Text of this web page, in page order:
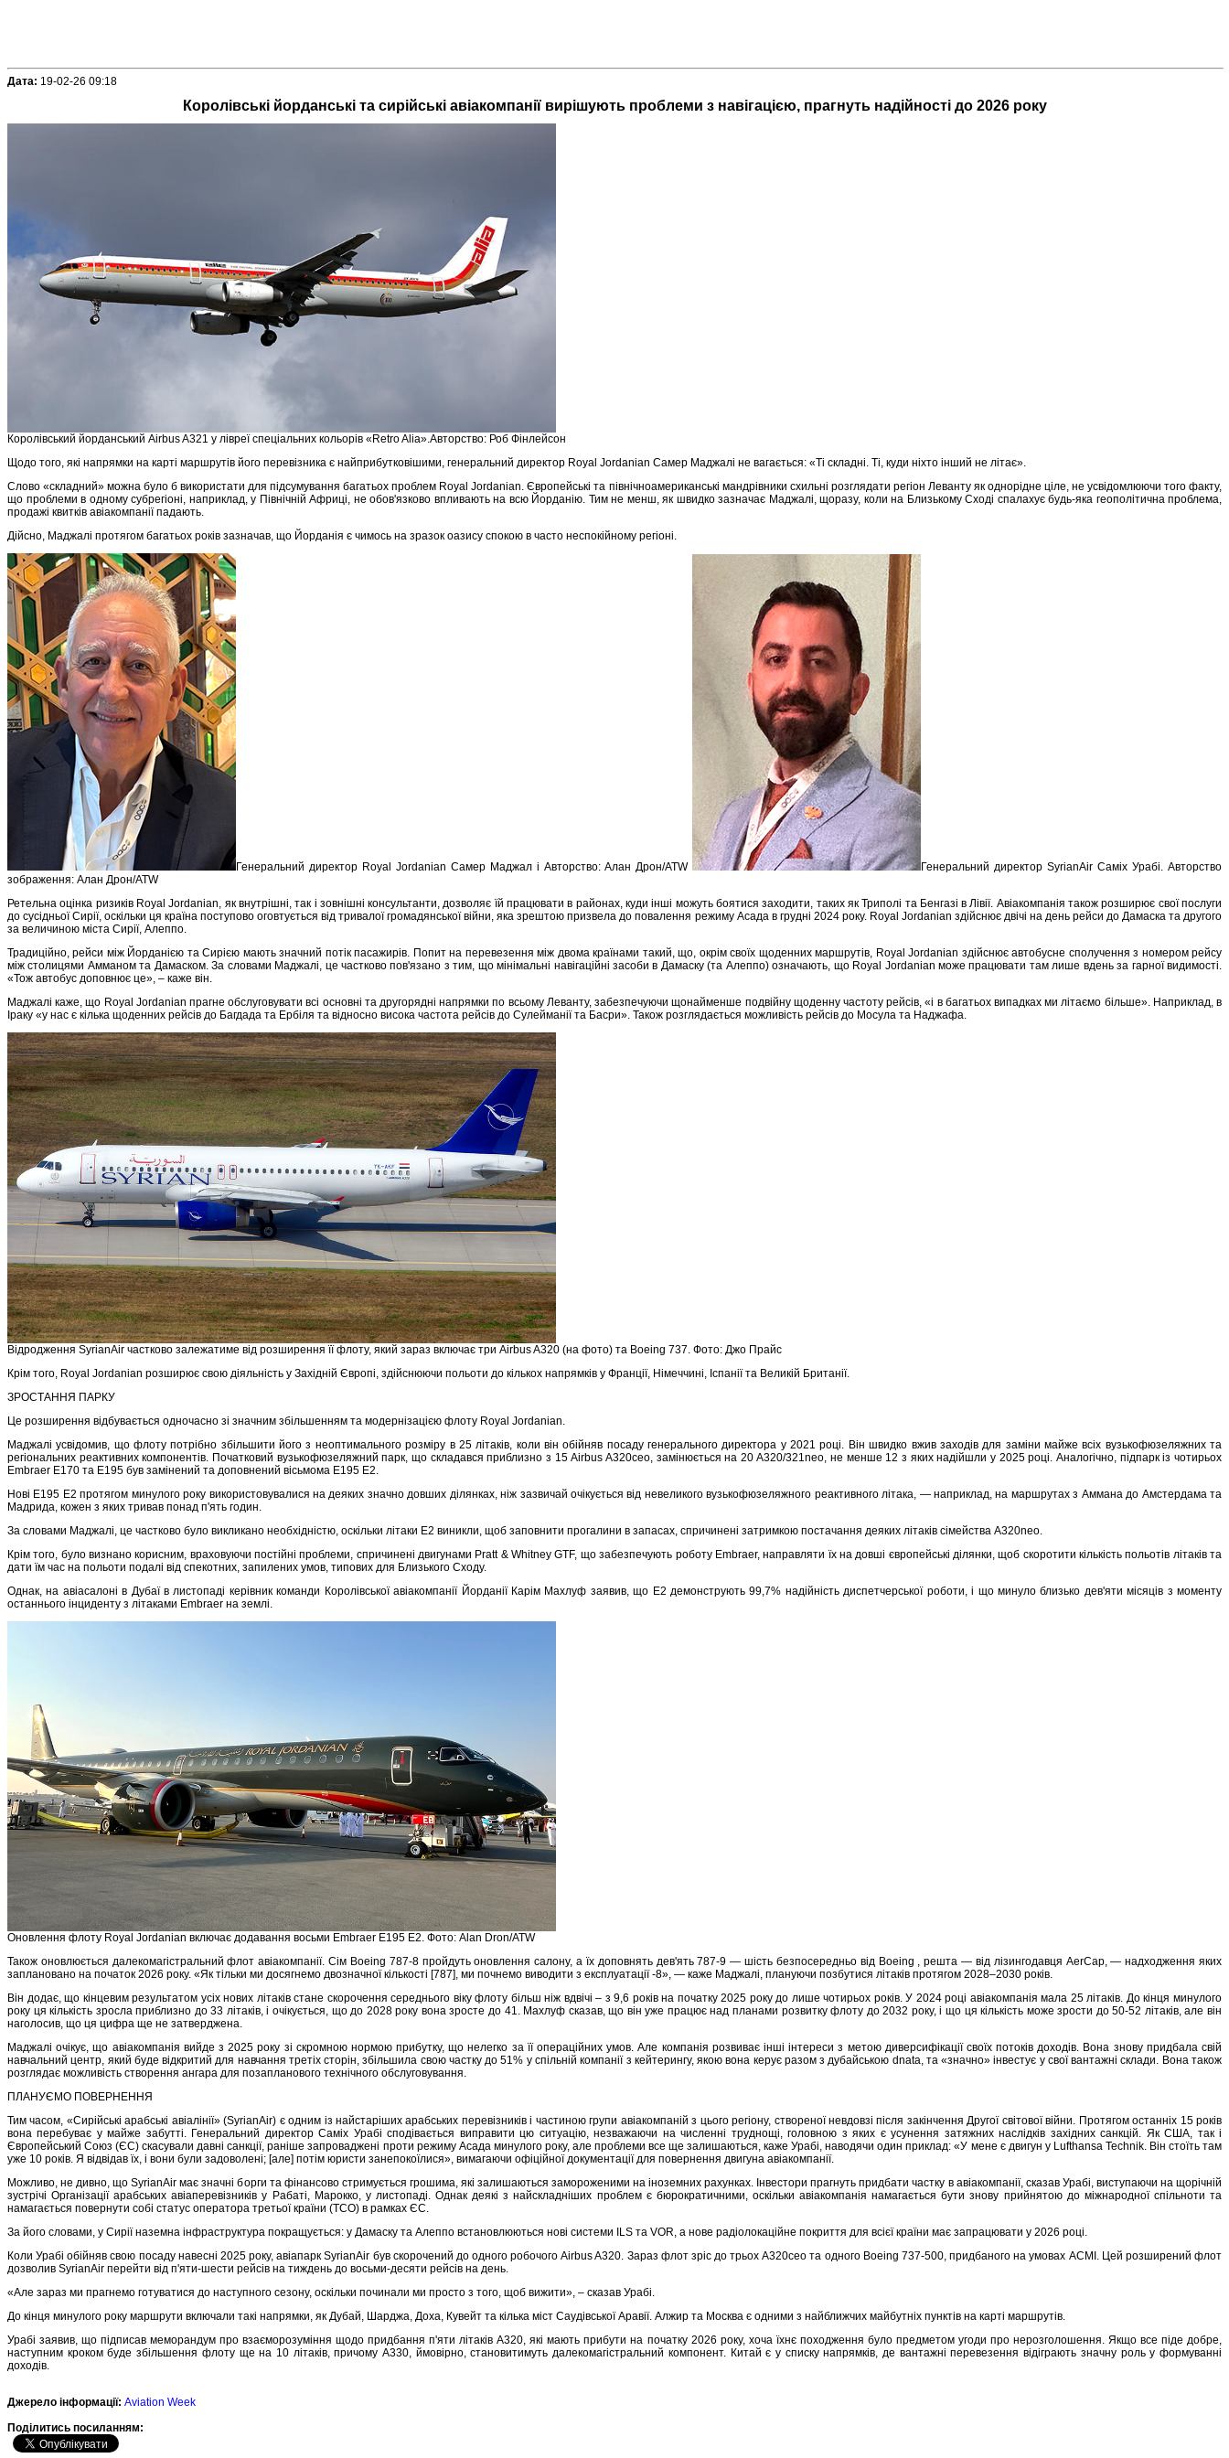
Дата: 19-02-26 09:18
Королівські йорданські та сирійські авіакомпанії вирішують проблеми з навігацією, прагнуть надійності до 2026 року
Королівський йорданський Airbus A321 у лівреї спеціальних кольорів «Retro Alia».Авторство: Роб Фінлейсон
Щодо того, які напрямки на карті маршрутів його перевізника є найприбутковішими, генеральний директор Royal Jordanian Самер Маджалі не вагається: «Ті складні. Ті, куди ніхто інший не літає».
Слово «складний» можна було б використати для підсумування багатьох проблем Royal Jordanian. Європейські та північноамериканські мандрівники схильні розглядати регіон Леванту як однорідне ціле, не усвідомлюючи того факту,
що проблеми в одному субрегіоні, наприклад, у Північній Африці, не обов'язково впливають на всю Йорданію. Тим не менш, як швидко зазначає Маджалі, щоразу, коли на Близькому Сході спалахує будь-яка геополітична проблема,
продажі квитків авіакомпанії падають.
Дійсно, Маджалі протягом багатьох років зазначав, що Йорданія є чимось на зразок оазису спокою в часто неспокійному регіоні.
Генеральний директор Royal Jordanian Самер Маджал i Авторство: Алан Дрон/ATW
Генеральний директор SyrianAir Саміх Урабі. Авторство
зображення: Алан Дрон/ATW
Ретельна оцінка ризиків Royal Jordanian, як внутрішні, так і зовнішні консультанти, дозволяє їй працювати в районах, куди інші можуть боятися заходити, таких як Триполі та Бенгазі в Лівії. Авіакомпанія також розширює свої послуги
до сусідньої Сирії, оскільки ця країна поступово оговтується від тривалої громадянської війни, яка зрештою призвела до повалення режиму Асада в грудні 2024 року. Royal Jordanian здійснює двічі на день рейси до Дамаска та другого
за величиною міста Сирії, Алеппо.
Традиційно, рейси між Йорданією та Сирією мають значний потік пасажирів. Попит на перевезення між двома країнами такий, що, окрім своїх щоденних маршрутів, Royal Jordanian здійснює автобусне сполучення з номером рейсу
між столицями Амманом та Дамаском. За словами Маджалі, це частково пов'язано з тим, що мінімальні навігаційні засоби в Дамаску (та Алеппо) означають, що Royal Jordanian може працювати там лише вдень за гарної видимості.
«Тож автобус доповнює це», – каже він.
Маджалі каже, що Royal Jordanian прагне обслуговувати всі основні та другорядні напрямки по всьому Леванту, забезпечуючи щонайменше подвійну щоденну частоту рейсів, «і в багатьох випадках ми літаємо більше». Наприклад, в
Іраку «у нас є кілька щоденних рейсів до Багдада та Ербіля та відносно висока частота рейсів до Сулейманії та Басри». Також розглядається можливість рейсів до Мосула та Наджафа.
Відродження SyrianAir частково залежатиме від розширення її флоту, який зараз включає три Airbus A320 (на фото) та Boeing 737. Фото: Джо Прайс
Крім того, Royal Jordanian розширює свою діяльність у Західній Європі, здійснюючи польоти до кількох напрямків у Франції, Німеччині, Іспанії та Великій Британії.
ЗРОСТАННЯ ПАРКУ
Це розширення відбувається одночасно зі значним збільшенням та модернізацією флоту Royal Jordanian.
Маджалі усвідомив, що флоту потрібно збільшити його з неоптимального розміру в 25 літаків, коли він обійняв посаду генерального директора у 2021 році. Він швидко вжив заходів для заміни майже всіх вузькофюзеляжних та
регіональних реактивних компонентів. Початковий вузькофюзеляжний парк, що складався приблизно з 15 Airbus A320ceo, замінюється на 20 A320/321neo, не менше 12 з яких надійшли у 2025 році. Аналогічно, підпарк із чотирьох
Embraer E170 та E195 був замінений та доповнений вісьмома E195 E2.
Нові E195 E2 протягом минулого року використовувалися на деяких значно довших ділянках, ніж зазвичай очікується від невеликого вузькофюзеляжного реактивного літака, — наприклад, на маршрутах з Аммана до Амстердама та
Мадрида, кожен з яких тривав понад п'ять годин.
За словами Маджалі, це частково було викликано необхідністю, оскільки літаки E2 виникли, щоб заповнити прогалини в запасах, спричинені затримкою постачання деяких літаків сімейства A320neo.
Крім того, було визнано корисним, враховуючи постійні проблеми, спричинені двигунами Pratt & Whitney GTF, що забезпечують роботу Embraer, направляти їх на довші європейські ділянки, щоб скоротити кількість польотів літаків та
дати їм час на польоти подалі від спекотних, запилених умов, типових для Близького Сходу.
Однак, на авіасалоні в Дубаї в листопаді керівник команди Королівської авіакомпанії Йорданії Карім Махлуф заявив, що E2 демонструють 99,7% надійність диспетчерської роботи, і що минуло близько дев'яти місяців з моменту
останнього інциденту з літаками Embraer на землі.
Оновлення флоту Royal Jordanian включає додавання восьми Embraer E195 E2. Фото: Alan Dron/ATW
Також оновлюється далекомагістральний флот авіакомпанії. Сім Boeing 787-8 пройдуть оновлення салону, а їх доповнять дев'ять 787-9 — шість безпосередньо від Boeing , решта — від лізингодавця AerCap, — надходження яких
заплановано на початок 2026 року. «Як тільки ми досягнемо двозначної кількості [787], ми почнемо виводити з експлуатації -8», — каже Маджалі, плануючи позбутися літаків протягом 2028–2030 років.
Він додає, що кінцевим результатом усіх нових літаків стане скорочення середнього віку флоту більш ніж вдвічі – з 9,6 років на початку 2025 року до лише чотирьох років. У 2024 році авіакомпанія мала 25 літаків. До кінця минулого
року ця кількість зросла приблизно до 33 літаків, і очікується, що до 2028 року вона зросте до 41. Махлуф сказав, що він уже працює над планами розвитку флоту до 2032 року, і що ця кількість може зрости до 50-52 літаків, але він
наголосив, що ця цифра ще не затверджена.
Маджалі очікує, що авіакомпанія вийде з 2025 року зі скромною нормою прибутку, що нелегко за її операційних умов. Але компанія розвиває інші інтереси з метою диверсифікації своїх потоків доходів. Вона знову придбала свій
навчальний центр, який буде відкритий для навчання третіх сторін, збільшила свою частку до 51% у спільній компанії з кейтерингу, якою вона керує разом з дубайською dnata, та «значно» інвестує у свої вантажні склади. Вона також
розглядає можливість створення ангара для позапланового технічного обслуговування.
ПЛАНУЄМО ПОВЕРНЕННЯ
Тим часом, «Сирійські арабські авіалінії» (SyrianAir) є одним із найстаріших арабських перевізників і частиною групи авіакомпаній з цього регіону, створеної невдовзі після закінчення Другої світової війни. Протягом останніх 15 років
вона перебуває у майже забутті. Генеральний директор Саміх Урабі сподівається виправити цю ситуацію, незважаючи на численні труднощі, головною з яких є усунення затяжних наслідків західних санкцій. Як США, так і
Європейський Союз (ЄС) скасували давні санкції, раніше запроваджені проти режиму Асада минулого року, але проблеми все ще залишаються, каже Урабі, наводячи один приклад: «У мене є двигун у Lufthansa Technik. Він стоїть там
уже 10 років. Я відвідав їх, і вони були задоволені; [але] потім юристи занепокоїлися», вимагаючи офіційної документації для повернення двигуна авіакомпанії.
Можливо, не дивно, що SyrianAir має значні борги та фінансово стримується грошима, які залишаються замороженими на іноземних рахунках. Інвестори прагнуть придбати частку в авіакомпанії, сказав Урабі, виступаючи на щорічній
зустрічі Організації арабських авіаперевізників у Рабаті, Марокко, у листопаді. Однак деякі з найскладніших проблем є бюрократичними, оскільки авіакомпанія намагається бути знову прийнятою до міжнародної спільноти та
намагається повернути собі статус оператора третьої країни (TCO) в рамках ЄС.
За його словами, у Сирії наземна інфраструктура покращується: у Дамаску та Алеппо встановлюються нові системи ILS та VOR, а нове радіолокаційне покриття для всієї країни має запрацювати у 2026 році.
Коли Урабі обійняв свою посаду навесні 2025 року, авіапарк SyrianAir був скорочений до одного робочого Airbus A320. Зараз флот зріс до трьох A320ceo та одного Boeing 737-500, придбаного на умовах ACMI. Цей розширений флот
дозволив SyrianAir перейти від п'яти-шести рейсів на тиждень до восьми-десяти рейсів на день.
«Але зараз ми прагнемо готуватися до наступного сезону, оскільки починали ми просто з того, щоб вижити», – сказав Урабі.
До кінця минулого року маршрути включали такі напрямки, як Дубай, Шарджа, Доха, Кувейт та кілька міст Саудівської Аравії. Алжир та Москва є одними з найближчих майбутніх пунктів на карті маршрутів.
Урабі заявив, що підписав меморандум про взаєморозуміння щодо придбання п'яти літаків A320, які мають прибути на початку 2026 року, хоча їхнє походження було предметом угоди про нерозголошення. Якщо все піде добре,
наступним кроком буде збільшення флоту ще на 10 літаків, причому A330, ймовірно, становитимуть далекомагістральний компонент. Китай є у списку напрямків, де вантажні перевезення відіграють значну роль у формуванні
доходів.
Джерело інформації: Aviation Week
Подiлитись посиланням: